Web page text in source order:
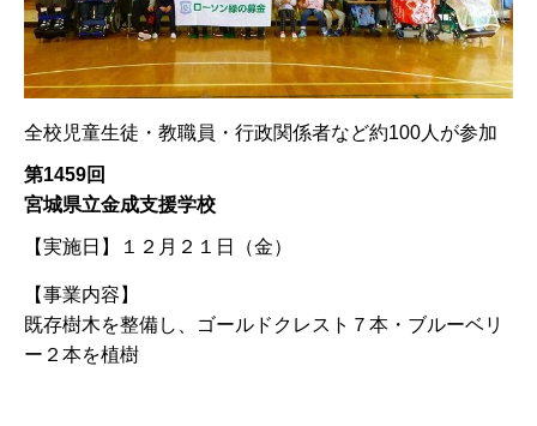
全校児童生徒・教職員・行政関係者など約100人が参加
第1459回
宮城県立金成支援学校
【実施日】 １２月２１日（金）
【事業内容】
既存樹木を整備し、ゴールドクレスト７本・ブルーベリ
ー２本を植樹